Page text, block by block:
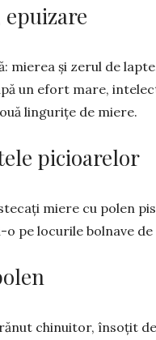
epuizare
mie­rea și zerul de
un efort mare,
lingurițe de miere.
picioarelor
miere cu polen
o pe locurile bolnave
chinuitor, însoțit